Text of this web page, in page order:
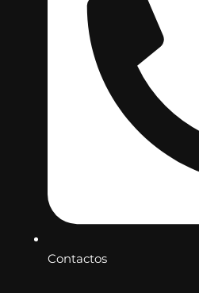
Contactos